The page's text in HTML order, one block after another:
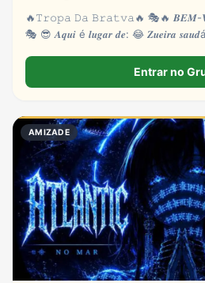
🔥𝚃𝚛𝚘𝚙𝚊 𝙳𝚊 𝙱𝚛𝚊𝚝𝚟𝚊🔥 🎭🔥 𝑩𝑬𝑴-
🎭 😎 𝑨𝒒𝒖𝒊 é 𝒍𝒖𝒈𝒂𝒓 𝒅𝒆: 😂 𝒁𝒖𝒆𝒊𝒓𝒂
Entrar no
AMIZADE